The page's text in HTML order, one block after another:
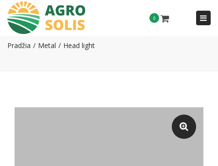
0
Head light
Pradžia Metal Head light